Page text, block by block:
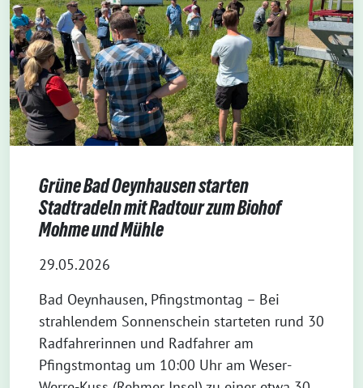
Grüne Bad Oeynhausen starten
Stadtradeln mit Radtour zum Biohof
Mohme und Mühle
29.05.2026
Bad Oeynhausen, Pfingstmontag – Bei
strahlendem Sonnenschein starteten rund 30
Radfahrerinnen und Radfahrer am
Pfingstmontag um 10:00 Uhr am Weser-